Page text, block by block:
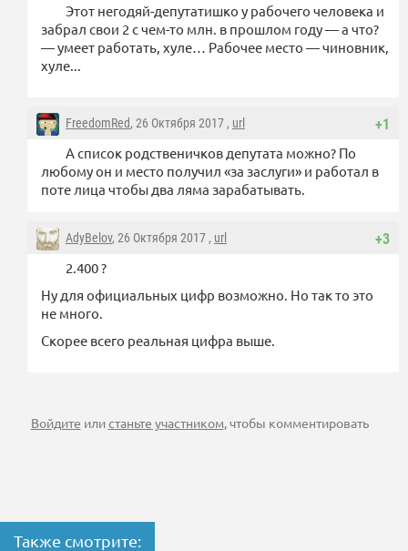
Этот негодяй-депутатишко у рабочего человека и
забрал свои 2 с чем-то млн. в прошлом году — а что?
— умеет работать, хуле… Рабочее место — чиновник,
хуле...
+1
FreedomRed, 26 Октября 2017 , url
А список родственичков депутата можно? По
любому он и место получил «за заслуги» и работал в
поте лица чтобы два ляма зарабатывать.
+3
AdyBelov, 26 Октября 2017 , url
2.400 ?
Ну для официальных цифр возможно. Но так то это
не много.
Скорее всего реальная цифра выше.
Войдите илистаньте участником , чтобы комментировать
Также смотрите: